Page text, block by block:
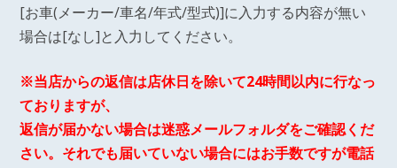
[お車(メーカー/車名/年式/型式)]に入力する内容が無い
場合は[なし]と入力してください。
※当店からの返信は店休日を除いて24時間以内に行なっ
ておりますが、
返信が届かない場合は迷惑メールフォルダをご確認くだ
さい。それでも届いていない場合にはお手数ですが電話